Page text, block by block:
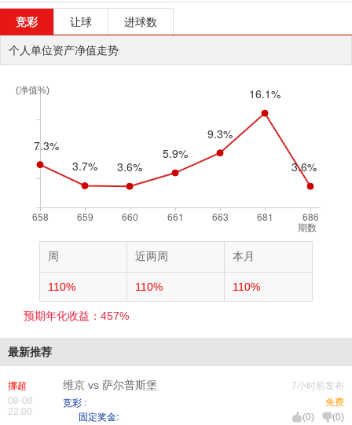
竞彩 让球 进球数
个人单位资产净值走势
(净值%)
期数
周 近两周 本月
110% 110% 110%
预期年化收益：457%
最新推荐
挪超
08-08
22:00
维京 vs 萨尔普斯堡
竞彩 :
固定奖金:
7小时前发布
免费
(0) (0)